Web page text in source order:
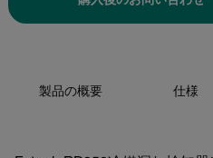
製品の概要 仕様